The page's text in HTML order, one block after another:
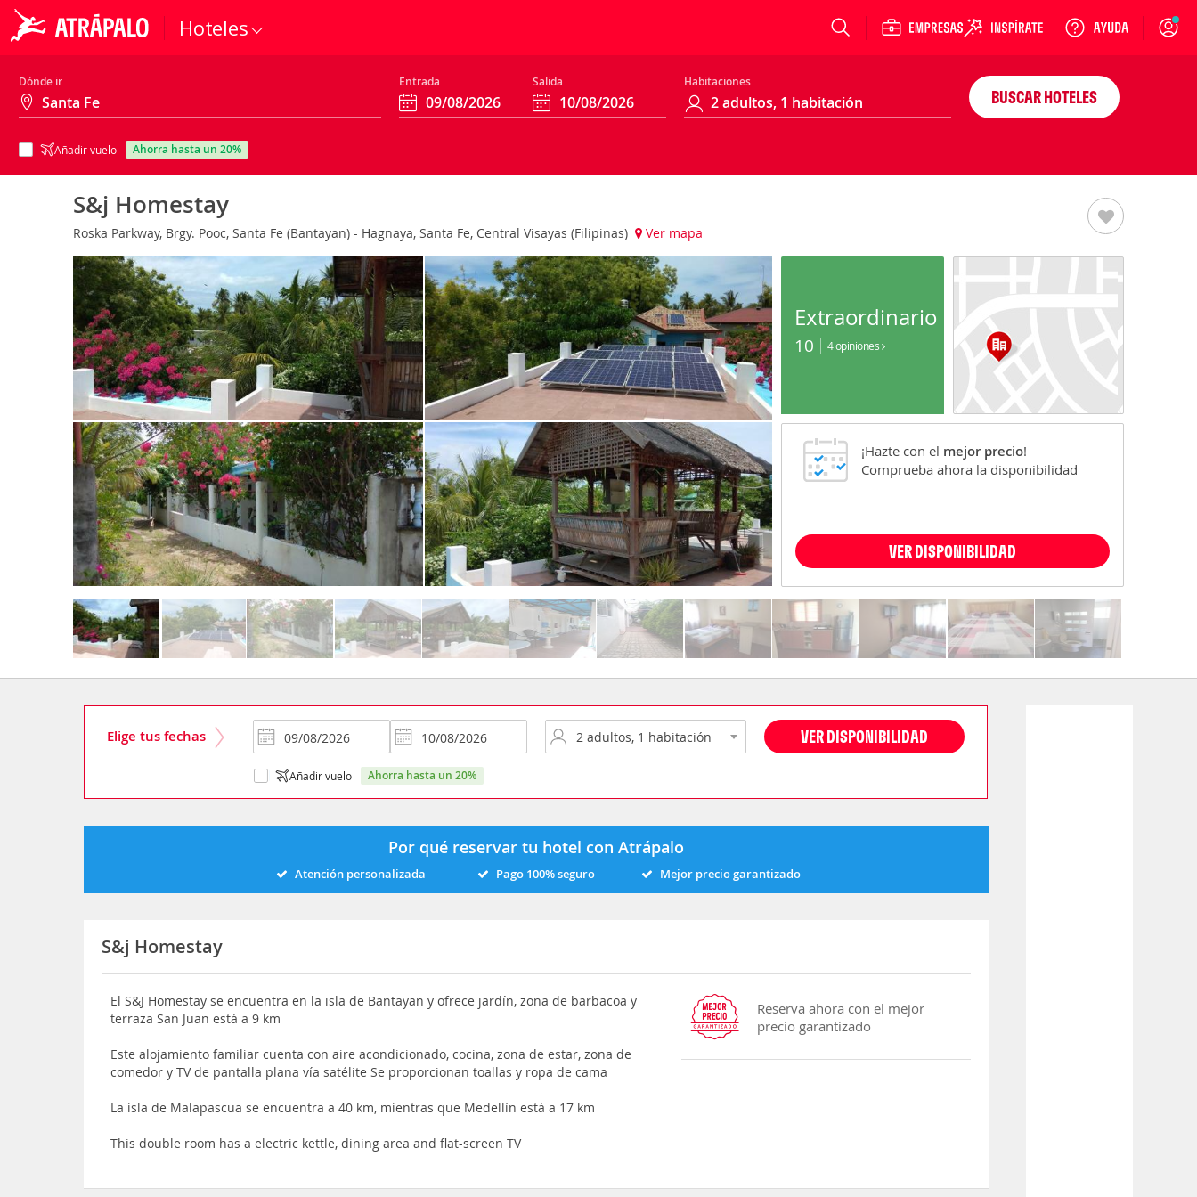
Hoteles Login
Dónde ir Entrada Salida Habitaciones
Añadir vuelo ahorra hasta un 20%
BUSCAR HOTELES
S&j Homestay
Roska Parkway, Brgy. Pooc, Santa Fe (Bantayan) - Hagnaya, Santa Fe, Central Visayas (Filipinas) Ver mapa
Extraordinario
10 4 opiniones
¡Hazte con el mejor precio!
Comprueba ahora la disponibilidad
VER DISPONIBILIDAD
Elige tus fechas VER DISPONIBILIDAD
Añadir vuelo ahorra hasta un 20%
Por qué reservar tu hotel con Atrápalo
Atención personalizada Pago 100% seguro Mejor precio garantizado
S&j Homestay
El S&J Homestay se encuentra en la isla de Bantayan y ofrece jardín, zona de barbacoa y
terraza San Juan está a 9 km
Este alojamiento familiar cuenta con aire acondicionado, cocina, zona de estar, zona de
comedor y TV de pantalla plana vía satélite Se proporcionan toallas y ropa de cama
La isla de Malapascua se encuentra a 40 km, mientras que Medellín está a 17 km
This double room has a electric kettle, dining area and flat-screen TV
Reserva ahora con el mejor
precio garantizado